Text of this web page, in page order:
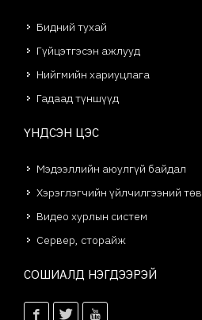
Бидний тухай
Гүйцэтгэсэн ажлууд
Нийгмийн хариуцлага
Гадаад түншүүд
ҮНДСЭН ЦЭС
Мэдээллийн аюулгүй байдал
Хэрэглэгчийн үйлчилгээний төв
Видео хурлын систем
Сервер, сторайж
СОШИАЛД НЭГДЭЭРЭЙ